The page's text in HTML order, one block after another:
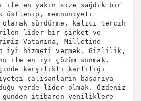
ile en yakın size sağdık bir
üstlenip, memnuniyeti
sürdürme, kalıcı tercih
lider bir şirket ve
Vatanına, Milletine
iyi hizmeti vermek. Gizlilik,
ile en iyi çözüm sunmak.
karşılıklı karlılığı
çalışanların başarıya
yerde lider olmak. Özdeniz
günden itibaren yeniliklere